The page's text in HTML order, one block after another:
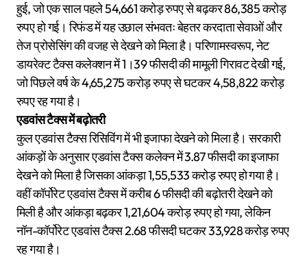
हुई, जो एक साल पहले 54,661 करोड़ रुपए से बढ़कर 86,385 करोड़
रुपए हो गई। रिफंड में यह उछाल संभवतः बेहतर करदाता सेवाओं और
तेज प्रोसेसिंग की वजह से देखने को मिला है। परिणामस्वरूप, नेट
डायरेक्ट टैक्स कलेक्शन में 1।39 फीसदी की मामूली गिरावट देखी गई,
जो पिछले वर्ष के 4,65,275 करोड़ रुपए से घटकर 4,58,822 करोड़
रुपए रह गया है।
एडवांस टैक्स में बढ़ोतरी
कुल एडवांस टैक्स रिसिविंग में भी इजाफा देखने को मिला है। सरकारी
आंकड़ों के अनुसार एडवांस टैक्स कलेक्न में 3.87 फीसदी का इजाफा
देखने को मिला है जिसका आंकड़ा 1,55,533 करोड़ रुपए हो गया है।
वहीं कॉर्पोरेट एडवांस टैक्स में करीब 6 फीसदी की बढ़ोतरी देखने को
मिली है और आंकड़ा बढ़कर 1,21,604 करोड़ रुपए हो गया, लेकिन
नॉन-कॉर्पोरेट एडवांस टैक्स 2.68 फीसदी घटकर 33,928 करोड़ रुपए
रह गया है।